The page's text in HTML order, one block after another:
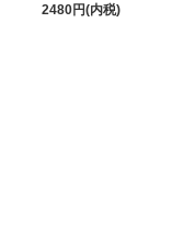
2480円(内税)